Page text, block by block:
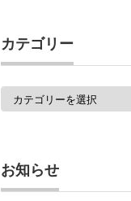
覧
カテゴリー
カ
お知らせ